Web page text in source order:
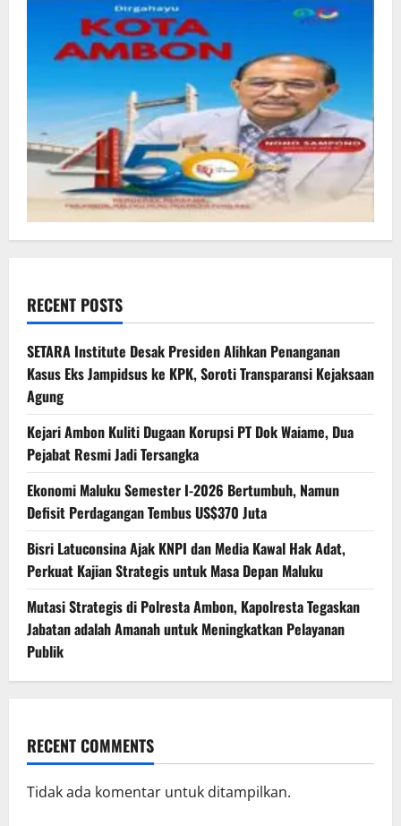
RECENT POSTS
SETARA Institute Desak Presiden Alihkan Penanganan
Kasus Eks Jampidsus ke KPK, Soroti Transparansi Kejaksaan
Agung
Kejari Ambon Kuliti Dugaan Korupsi PT Dok Waiame, Dua
Pejabat Resmi Jadi Tersangka
Ekonomi Maluku Semester I-2026 Bertumbuh, Namun
Defisit Perdagangan Tembus US$370 Juta
Bisri Latuconsina Ajak KNPI dan Media Kawal Hak Adat,
Perkuat Kajian Strategis untuk Masa Depan Maluku
Mutasi Strategis di Polresta Ambon, Kapolresta Tegaskan
Jabatan adalah Amanah untuk Meningkatkan Pelayanan
Publik
RECENT COMMENTS
Tidak ada komentar untuk ditampilkan.